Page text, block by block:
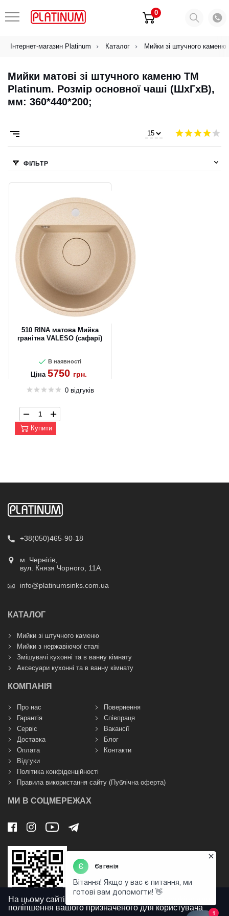
0
Інтернет-магазин Platinum Каталог Мийки зі штучного каменю
Мийки матові зі штучного каменю ТМ
Platinum. Розмір основної чаші (ШхГхВ),
мм: 360*440*200;
ФІЛЬТР
510 RINA матова Мийка
гранітна VALESO (сафарі)
В наявності
Ціна 5750 грн.
0 відгуків
Купити
+38(050)465-90-18
м. Чернігів,
вул. Князя Чорного, 11А
info@platinumsinks.com.ua
КАТАЛОГ
Мийки зі штучного каменю
Мийки з нержавіючої сталі
Змішувачі кухонні та в ванну кімнату
Аксесуари кухонні та в ванну кімнату
КОМПАНІЯ
Про нас
Гарантія
Сервіс
Доставка
Оплата
Повернення
Співпраця
Вакансії
Блог
Контакти
Відгуки
Політика конфіденційності
Правила використання сайту (Публічна оферта)
МИ В СОЦМЕРЕЖАХ
На цьому сайті використовуються файли cookies для
поліпшення вашого призначеного для користувача